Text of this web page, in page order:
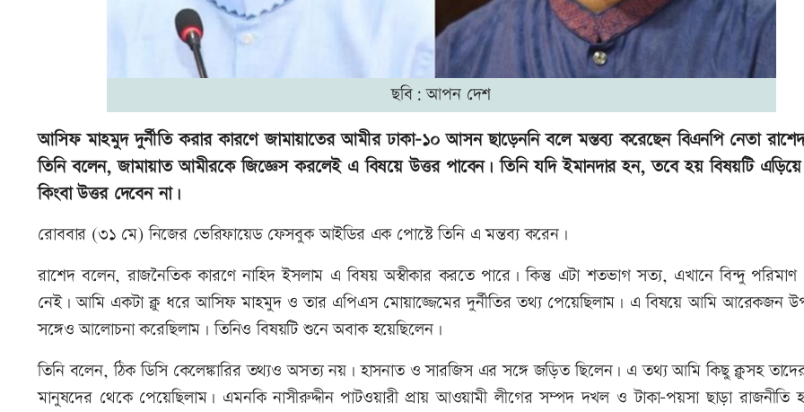
ছবি: আপন দেশ
আসিফ মাহমুদ দুর্নীতি করার কারণে জামায়াতের আমীর ঢাকা-১০ আসন ছাড়েননি বলে মন্তব্য করেছেন বিএনপি নেতা
তিনি বলেন, জামায়াত আমীরকে জিজ্ঞেস করলেই এ বিষয়ে উত্তর পাবেন। তিনি যদি ইমানদার হন, তবে হয় বিষয়টি এড়িয়ে
কিংবা উত্তর দেবেন না।
রোববার (৩১ মে) নিজের ভেরিফায়েড ফেসবুক আইডির এক পোস্টে তিনি এ মন্তব্য করেন।
রাশেদ বলেন, রাজনৈতিক কারণে নাহিদ ইসলাম এ বিষয় অস্বীকার করতে পারে। কিন্তু এটা শতভাগ সত্য, এখানে বিন্দু
নেই। আমি একটা ক্লু ধরে আসিফ মাহমুদ ও তার এপিএস মোয়াজ্জেমের দুর্নীতির তথ্য পেয়েছিলাম। এ বিষয়ে আমি আরেকজন
সঙ্গেও আলোচনা করেছিলাম। তিনিও বিষয়টি শুনে অবাক হয়েছিলেন।
তিনি বলেন, ঠিক ডিসি কেলেঙ্কারির তথ্যও অসত্য নয়। হাসনাত ও সারজিস এর সঙ্গে জড়িত ছিলেন। এ তথ্য আমি কিছু ক্লুসহ তাদের
মানুষদের থেকে পেয়েছিলাম। এমনকি নাসীরুদ্দীন পাটওয়ারী প্রায় আওয়ামী লীগের সম্পদ দখল ও টাকা-পয়সা ছাড়া রাজনীতি